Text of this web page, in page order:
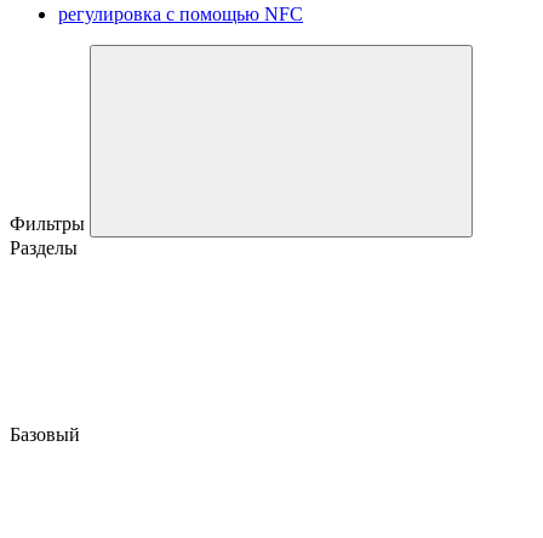
регулировка с помощью NFC
Фильтры
Разделы
Базовый